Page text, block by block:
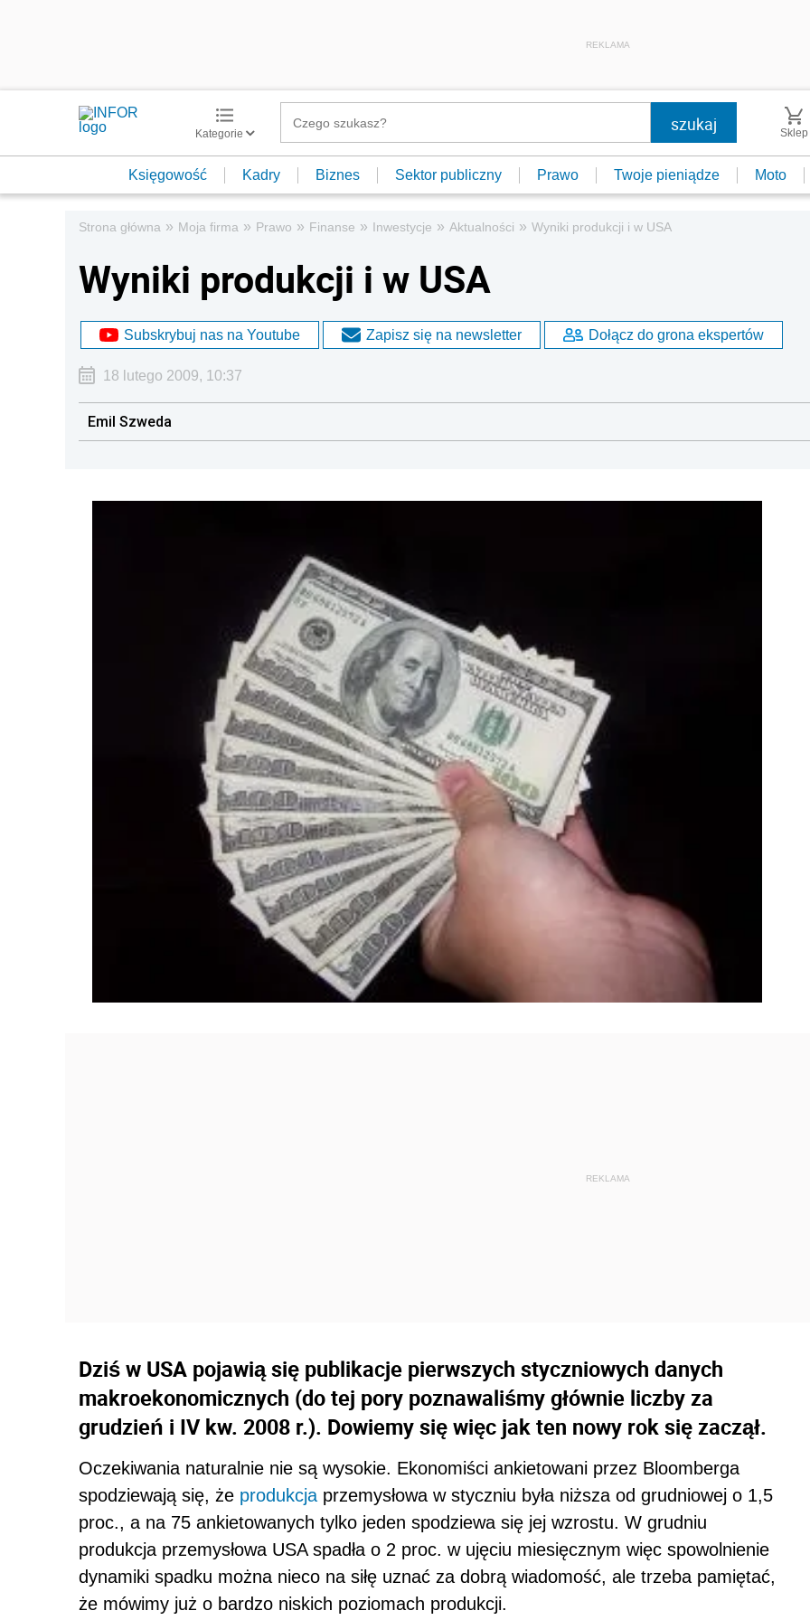
REKLAMA
Kategorie Sklep
Księgowość Kadry Biznes Sektor publiczny Prawo Twoje pieniądze Moto
Strona główna » Moja firma » Prawo » Finanse » Inwestycje » Aktualności » Wyniki produkcji i w USA
Wyniki produkcji i w USA
Subskrybuj nas na Youtube Zapisz się na newsletter Dołącz do grona ekspertów
18 lutego 2009, 10:37
Emil Szweda
Dziś w USA pojawią się publikacje pierwszych styczniowych danych
makroekonomicznych (do tej pory poznawaliśmy głównie liczby za
grudzień i IV kw. 2008 r.). Dowiemy się więc jak ten nowy rok się zaczął.
Oczekiwania naturalnie nie są wysokie. Ekonomiści ankietowani przez Bloomberga
spodziewają się, że produkcjaprzemysłowa w styczniu była niższa od grudniowej o 1,5
proc., a na 75 ankietowanych tylko jeden spodziewa się jej wzrostu. W grudniu
produkcja przemysłowa USA spadła o 2 proc. w ujęciu miesięcznym więc spowolnienie
dynamiki spadku można nieco na siłę uznać za dobrą wiadomość, ale trzeba pamiętać,
że mówimy już o bardzo niskich poziomach produkcji.